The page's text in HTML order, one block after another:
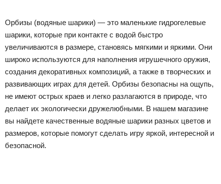
Орбизы (водяные шарики) — это маленькие гидрогелевые
шарики, которые при контакте с водой быстро
увеличиваются в размере, становясь мягкими и яркими. Они
широко используются для наполнения игрушечного оружия,
создания декоративных композиций, а также в творческих и
развивающих играх для детей. Орбизы безопасны на ощупь,
не имеют острых краев и легко разлагаются в природе, что
делает их экологически дружелюбными. В нашем магазине
вы найдете качественные водяные шарики разных цветов и
размеров, которые помогут сделать игру яркой, интересной и
безопасной.